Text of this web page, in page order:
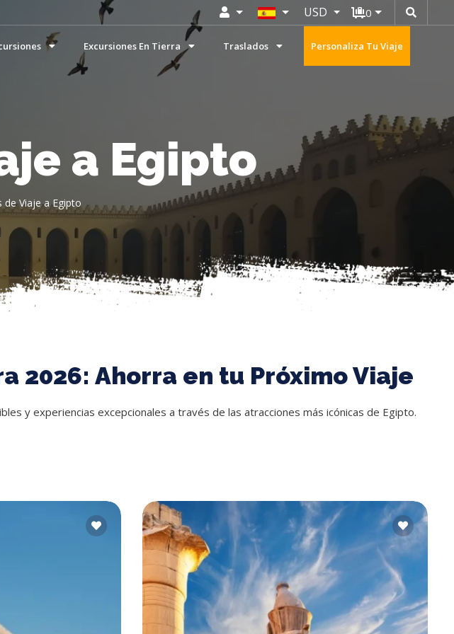
USD 0
Excursiones En Tierra Traslados Personaliza Tu Viaje
a Egipto
de Viaje a Egipto
2026: Ahorra en tu Próximo Viaje
y experiencias excepcionales a través de las atracciones más icónicas de Egipto.